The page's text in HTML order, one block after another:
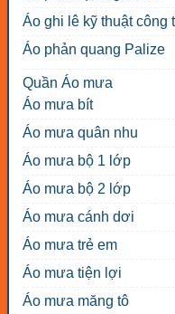
Áo ghi lê kỹ thuật công
Áo phản quang Palize
Quần Áo mưa
Áo mưa bít
Áo mưa quân nhu
Áo mưa bộ 1 lớp
Áo mưa bộ 2 lớp
Áo mưa cánh dơi
Áo mưa trẻ em
Áo mưa tiện lợi
Áo mưa măng tô